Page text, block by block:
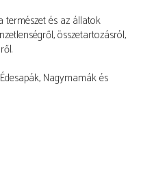
természet és az állatok
összetartozásról,
Nagymamák és